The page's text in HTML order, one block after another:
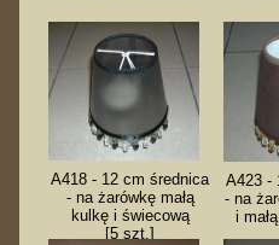
A418 - 12 cm średnica
- na żarówkę małą
kulkę i świecową
[5 szt.]
A423 -
- na
i